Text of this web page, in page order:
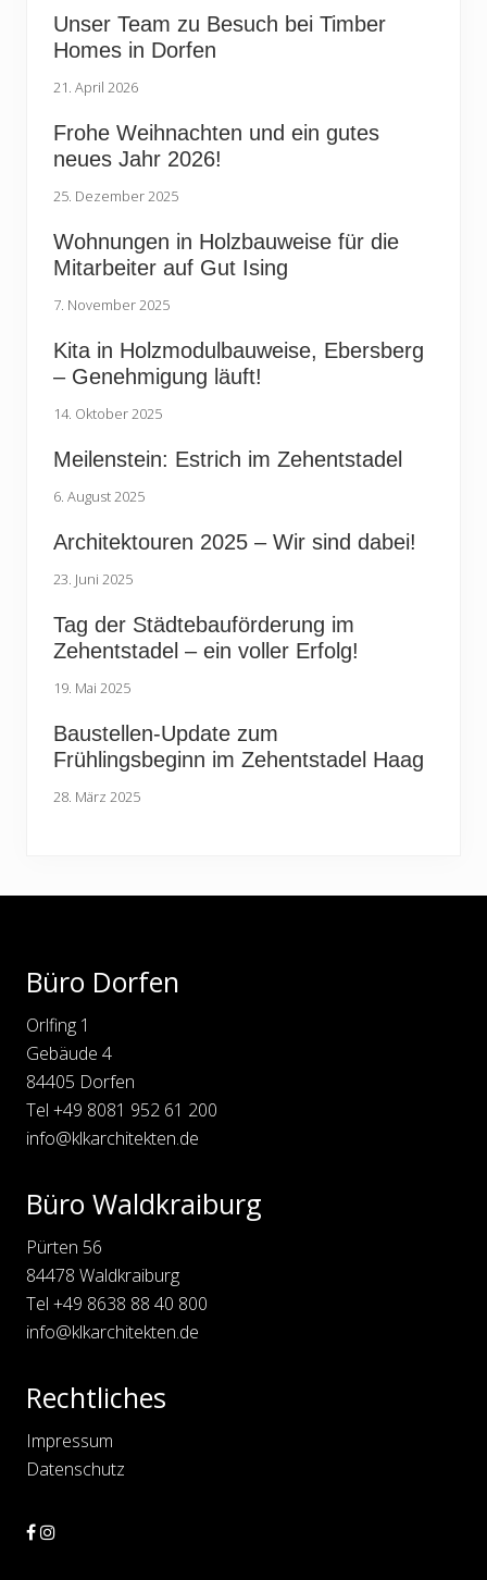
Unser Team zu Besuch bei Timber
Homes in Dorfen
21. April 2026
Frohe Weihnachten und ein gutes
neues Jahr 2026!
25. Dezember 2025
Wohnungen in Holzbauweise für die
Mitarbeiter auf Gut Ising
7. November 2025
Kita in Holzmodulbauweise, Ebersberg
– Genehmigung läuft!
14. Oktober 2025
Meilenstein: Estrich im Zehentstadel
6. August 2025
Architektouren 2025 – Wir sind dabei!
23. Juni 2025
Tag der Städtebauförderung im
Zehentstadel – ein voller Erfolg!
19. Mai 2025
Baustellen-Update zum
Frühlingsbeginn im Zehentstadel Haag
28. März 2025
Büro Dorfen
Orlfing 1
Gebäude 4
84405 Dorfen
Tel +49 8081 952 61 200
info@klkarchitekten.de
Büro Waldkraiburg
Pürten 56
84478 Waldkraiburg
Tel +49 8638 88 40 800
info@klkarchitekten.de
Rechtliches
Impressum
Datenschutz